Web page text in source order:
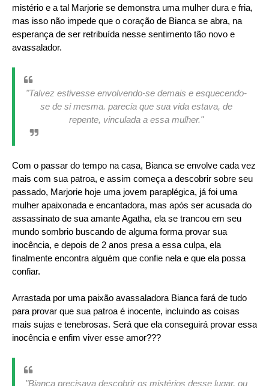
mistério e a tal Marjorie se demonstra uma mulher dura e fria,
mas isso não impede que o coração de Bianca se abra, na
esperança de ser retribuída nesse sentimento tão novo e
avassalador.
"Talvez estivesse envolvendo-se demais e esquecendo-
se de si mesma. parecia que sua vida estava, de
repente, vinculada a essa mulher."
Com o passar do tempo na casa, Bianca se envolve cada vez
mais com sua patroa, e assim começa a descobrir sobre seu
passado, Marjorie hoje uma jovem paraplégica, já foi uma
mulher apaixonada e encantadora, mas após ser acusada do
assassinato de sua amante Agatha, ela se trancou em seu
mundo sombrio buscando de alguma forma provar sua
inocência, e depois de 2 anos presa a essa culpa, ela
finalmente encontra alguém que confie nela e que ela possa
confiar.
Arrastada por uma paixão avassaladora Bianca fará de tudo
para provar que sua patroa é inocente, incluindo as coisas
mais sujas e tenebrosas. Será que ela conseguirá provar essa
inocência e enfim viver esse amor???
"Bianca precisava descobrir os mistérios desse lugar, ou